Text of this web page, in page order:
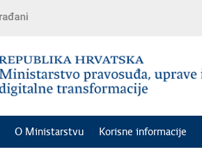
O Ministarstvu Korisne informacije